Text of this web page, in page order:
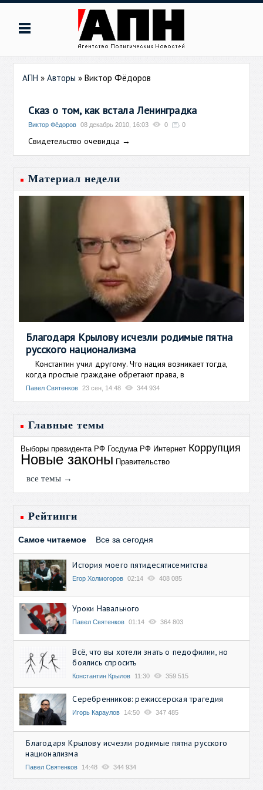
АПН »Авторы »Виктор Фёдоров
Сказ о том, как встала Ленинградка
Виктор Фёдоров 08 декабрь 2010, 16:03 0 0
Свидетельство очевидца →
Материал недели
Благодаря Крылову исчезли родимые пятна
русского национализма
Константин учил другому. Что нация возникает тогда,
когда простые граждане обретают права, в
Павел Святенков 23 сен, 14:48 344 934
Главные темы
Выборы президента РФ Госдума РФ Интернет Коррупция
Новые законы Правительство
все темы →
Рейтинги
Самое читаемое Все за сегодня
История моего пятидесятисемитства
Егор Холмогоров 02:14 408 085
Уроки Навального
Павел Святенков 01:14 364 803
Всё, что вы хотели знать о педофилии, но
боялись спросить
Константин Крылов 11:30 359 515
Серебренников: режиссерская трагедия
Игорь Караулов 14:50 347 485
Благодаря Крылову исчезли родимые пятна русского
национализма
Павел Святенков 14:48 344 934